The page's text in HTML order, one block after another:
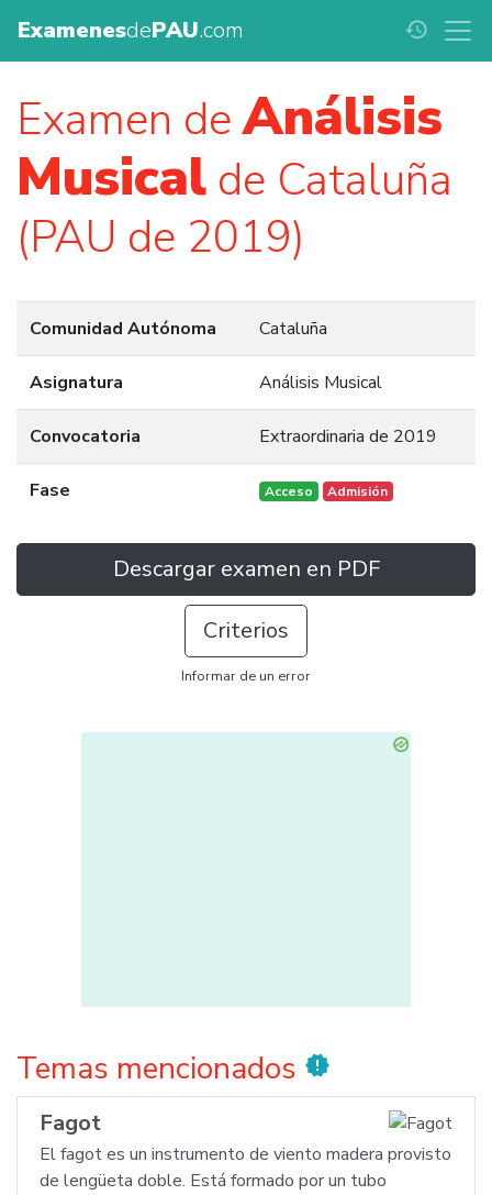
ExamenesdePAU.com history
Examen deAnálisis
Musical de Cataluña
(PAU de 2019)
Comunidad Autónoma Cataluña
Asignatura Análisis Musical
Convocatoria Extraordinaria de 2019
Fase Acceso Admisión
Descargar examen en PDF
Criterios
Informar de un error
Temas mencionados new_releases
Fagot
El fagot es un instrumento de viento madera provisto
de lengüeta doble. Está formado por un tubo